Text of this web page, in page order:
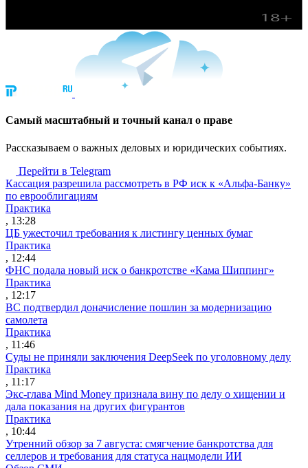
Cамый масштабный и точный канал о праве
Рассказываем о важных деловых и юридических событиях.
Перейти в Telegram
Кассация разрешила рассмотреть в РФ иск к «Альфа-Банку»
по еврооблигациям
Практика
, 13:28
ЦБ ужесточил требования к листингу ценных бумаг
Практика
, 12:44
ФНС подала новый иск о банкротстве «Кама Шиппинг»
Практика
, 12:17
ВС подтвердил доначисление пошлин за модернизацию
самолета
Практика
, 11:46
Суды не приняли заключения DeepSeek по уголовному делу
Практика
, 11:17
Экс-глава Mind Money признала вину по делу о хищении и
дала показания на других фигурантов
Практика
, 10:44
Утренний обзор за 7 августа: смягчение банкротства для
селлеров и требования для статуса нацмодели ИИ